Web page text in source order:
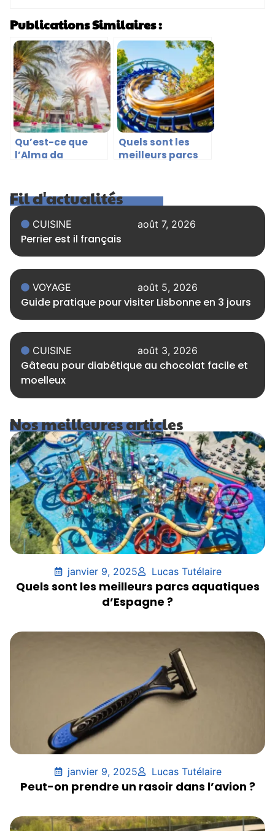
Publications Similaires :
Qu’est-ce que
l’Alma da
?
Quels sont les
meilleurs parcs
Fil d'actualités
CUISINE août 7, 2026
Perrier est il français
VOYAGE août 5, 2026
Guide pratique pour visiter Lisbonne en 3 jours
CUISINE août 3, 2026
Gâteau pour diabétique au chocolat facile et
moelleux
Nos meilleures articles
janvier 9, 2025 Lucas Tutélaire
Quels sont les meilleurs parcs aquatiques
d’Espagne ?
janvier 9, 2025 Lucas Tutélaire
Peut-on prendre un rasoir dans l’avion ?